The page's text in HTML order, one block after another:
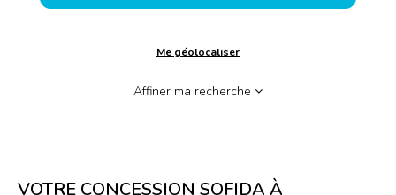
Affiner ma recherche
VOTRE CONCESSION SOFIDA À